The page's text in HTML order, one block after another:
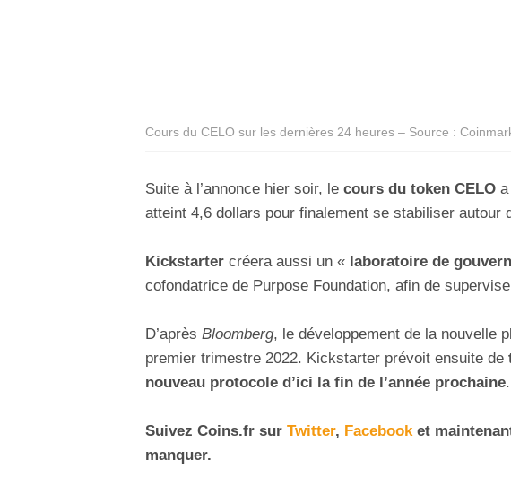
Cours du CELO sur les dernières 24 heures – Source :
Suite à l’annonce hier soir, le cours du token CELO
atteint 4,6 dollars pour finalement se stabiliser autour
Kickstarter créera aussi un « laboratoire de
cofondatrice de Purpose Foundation, afin de
D’après Bloomberg, le développement de la nouvelle
premier trimestre 2022. Kickstarter prévoit ensuite de
nouveau protocole d’ici la fin de l’année prochaine.
Suivez Coins.fr sur Twitter, Facebooket
manquer.